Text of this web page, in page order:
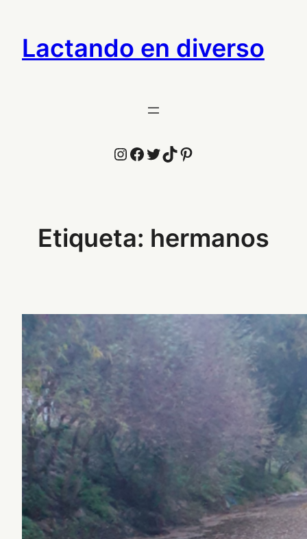
contenido
Lactando en diverso
Instagram
Facebook
Twitter
TikTok
Pinterest
Etiqueta: hermanos